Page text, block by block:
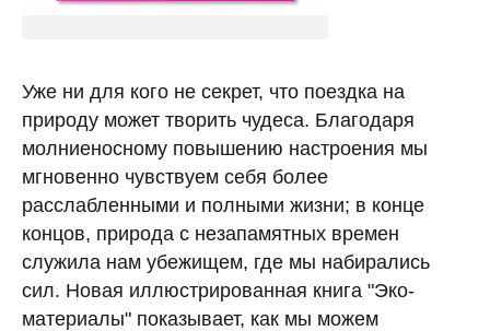
Уже ни для кого не секрет, что поездка на
природу может творить чудеса. Благодаря
молниеносному повышению настроения мы
мгновенно чувствуем себя более
расслабленными и полными жизни; в конце
концов, природа с незапамятных времен
служила нам убежищем, где мы набирались
сил. Новая иллюстрированная книга "Эко-
материалы" показывает, как мы можем